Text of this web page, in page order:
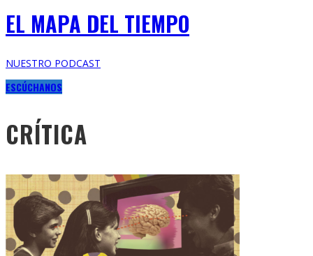
EL MAPA DEL TIEMPO
NUESTRO PODCAST
ESCÚCHANOS
CRÍTICA